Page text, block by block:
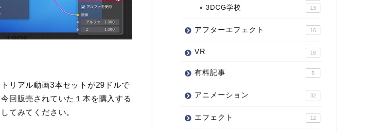
リアル動画3本セットが29ドルで
回販売されていた１本を購入する
てみてください。
3DCG学校 13
アフターエフェクト 16
VR 16
有料記事 5
アニメーション 32
エフェクト 12